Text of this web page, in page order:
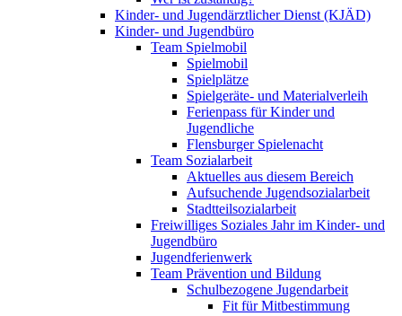
Kinder- und Jugendärztlicher Dienst (KJÄD)
Kinder- und Jugendbüro
Team Spielmobil
Spielmobil
Spielplätze
Spielgeräte- und Materialverleih
Ferienpass für Kinder und
Jugendliche
Flensburger Spielenacht
Team Sozialarbeit
Aktuelles aus diesem Bereich
Aufsuchende Jugendsozialarbeit
Stadtteilsozialarbeit
Freiwilliges Soziales Jahr im Kinder- und
Jugendbüro
Jugendferienwerk
Team Prävention und Bildung
Schulbezogene Jugendarbeit
Fit für Mitbestimmung